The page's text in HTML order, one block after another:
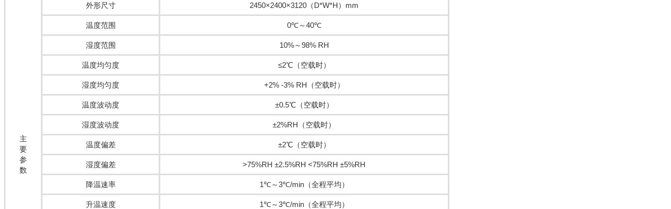
主
要
参
数
外形尺寸 2450×2400×3120（D*W*H）mm
温度范围 0℃～40℃
湿度范围 10%～98% RH
温度均匀度 ≤2℃（空载时）
湿度均匀度 +2% -3% RH（空载时）
温度波动度 ±0.5℃（空载时）
湿度波动度 ±2%RH（空载时）
温度偏差 ±2℃（空载时）
湿度偏差 >75%RH ±2.5%RH <75%RH ±5%RH
降温速率 1℃～3℃/min（全程平均）
升温速度 1℃～3℃/min（全程平均）